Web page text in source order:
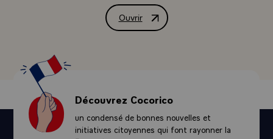
Je vais exprimer ma reconnaissance à Monsieur le
Président Jacques Chirac et à Monsieur le Chancelier
à-vis de l'élargissement de l'OTAN et de l'Union
européenne. La Pologne est à la veille de décisions sur
son entrée à l'OTAN et, dans quelques semaines, la
Pologne entamera les négociations avec l'Union
européenne. Nous avons pu compter sur nos partenaires
français et allemands, sur nos partenaires et amis, et il
résulte de nos entretiens que nous pouvons aussi
Ouvrir
Conférence de presse conjointe de
Découvrez Cocorico
un condensé de bonnes nouvelles et
initiatives citoyennes qui font rayonner la